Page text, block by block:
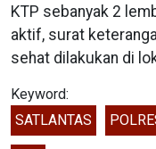
KTP sebanyak 2
aktif, surat
sehat dilakukan di
Keyword:
SATLANTAS